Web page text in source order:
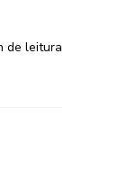
de leitura